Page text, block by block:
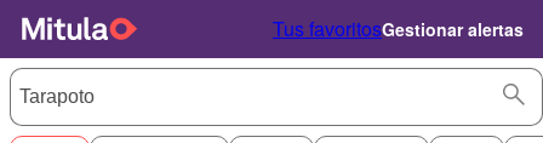
Tus favoritosGestionar alertas